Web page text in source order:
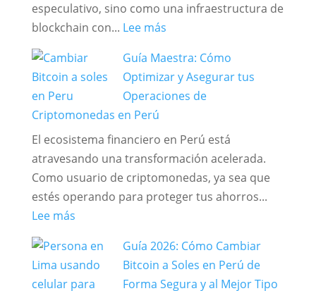
funciona?
especulativo, sino como una infraestructura de
blockchain con... Lee más:
(ADA)
en
Perú:
de
Gestión
y
Cambio
Guía Maestra: Cómo
Optimizar y Asegurar tus
Operaciones de
Criptomonedas en Perú
El ecosistema financiero en Perú está
atravesando una transformación acelerada.
Como usuario de criptomonedas, ya sea que
estés operando para proteger tus ahorros...
Lee más:
Maestra:
Cómo
Guía 2026: Cómo Cambiar
Bitcoin a Soles en Perú de
Forma Segura y al Mejor Tipo